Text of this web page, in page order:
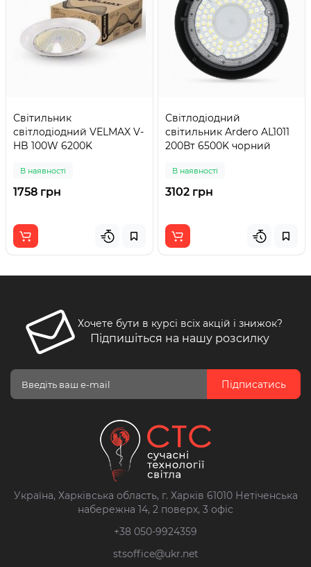
Світильник
світлодіодний VELMAX V-
HB 100W 6200K
В наявності
1758 грн
Світлодіодний
світильник Ardero AL1011
200Вт 6500K чорний
В наявності
3102 грн
Хочете бути в курсі всіх акцій і знижок?
Підпишіться на нашу розсилку
Підписатись
Україна, Харківська область, г. Харків 61010 Нетіченська
набережна 14, 2 поверх, 3 офіс
+38 050-9924359
stsoffice@ukr.net